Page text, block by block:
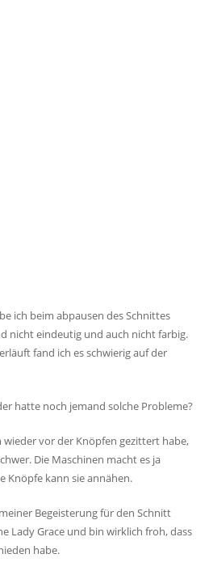
ich beim abpausen des Schnittes
nicht eindeutig und auch nicht farbig.
fand ich es schwierig auf der
hatte noch jemand solche Probleme?
vor der Knöpfen gezittert habe,
Die Maschinen macht es ja
Knöpfe kann sie annähen.
Begeisterung für den Schnitt
Lady Grace und bin wirklich froh, dass
habe.